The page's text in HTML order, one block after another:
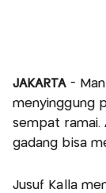
JAKARTA-
menyinggung
sempat ramai.
gadang bisa
Jusuf Kalla